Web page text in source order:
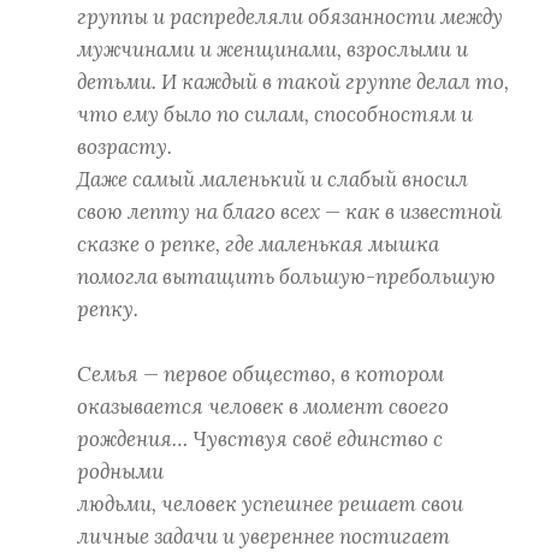
группы и распределяли обязанности между
мужчинами и женщинами, взрослыми и
детьми. И каждый в такой группе делал то,
что ему было по силам, способностям и
возрасту.
Даже самый маленький и слабый вносил
свою лепту на благо всех — как в известной
сказке о репке, где маленькая мышка
помогла вытащить большую-пребольшую
репку.
Семья — первое общество, в котором
оказывается человек в момент своего
рождения… Чувствуя своё единство с
родными
людьми, человек успешнее решает свои
личные задачи и увереннее постигает